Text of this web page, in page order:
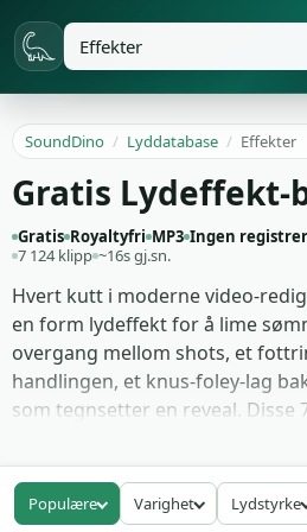
SoundDino / Lyddatabase / Effekter
Gratis
Gratis Royaltyfri MP3 Ingen
7 124 klipp ~16s gj.sn.
Hvert kutt i moderne video-
en form lydeffekt for å lime
overgang mellom shots, et
handlingen, et knus-foley-lag
som tegnsetter en reveal. Disse
fottrinn over flere flater,
hastigheter, knus- og impakt-
stingere, drops for reveals, og
Populære Varighet Lydstyrke